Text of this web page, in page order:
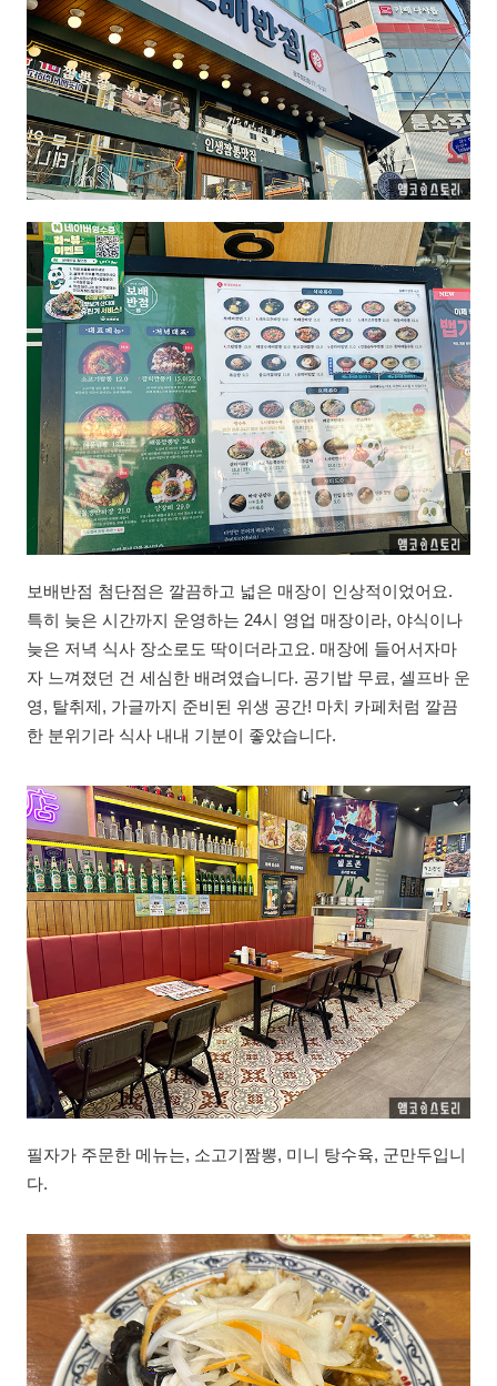
보배반점 첨단점은 깔끔하고 넓은 매장이 인상적이었어요.
특히 늦은 시간까지 운영하는 24시 영업 매장이라, 야식이나
늦은 저녁 식사 장소로도 딱이더라고요. 매장에 들어서자마
자 느껴졌던 건 세심한 배려였습니다. 공기밥 무료, 셀프바 운
영, 탈취제, 가글까지 준비된 위생 공간! 마치 카페처럼 깔끔
한 분위기라 식사 내내 기분이 좋았습니다.
필자가 주문한 메뉴는, 소고기짬뽕, 미니 탕수육, 군만두입니
다.